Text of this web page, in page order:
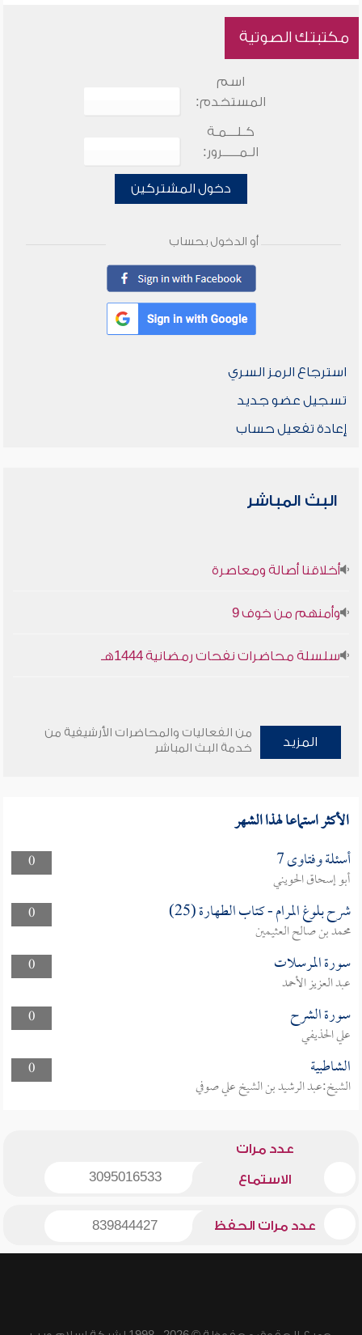
مكتبتك الصوتية
اسم
المستخدم:
كـلـــمـة
الـمـــــرور:
دخول المشتركين
أو الدخول بحساب
استرجاع الرمز السري
تسجيل عضو جديد
إعادة تفعيل حساب
البث المباشر
أخلاقنا أصالة ومعاصرة
وأمنهم من خوف 9
سلسلة محاضرات نفحات رمضانية 1444هـ
المزيد
من الفعاليات والمحاضرات الأرشيفية من
خدمة البث المباشر
الأكثر استماعا لهذا الشهر
0 أسئلة وفتاوى 7
أبو إسحاق الحويني
0
شرح بلوغ المرام - كتاب الطهارة (25)
محمد بن صالح العثيمين
0
سورة المرسلات
عبد العزيز الأحمد
0
سورة الشرح
علي الحذيفي
0
الشاطبية
الشيخ:عبد الرشيد بن الشيخ علي صوفي
عدد مرات
الاستماع 3095016533
عدد مرات الحفظ 839844427